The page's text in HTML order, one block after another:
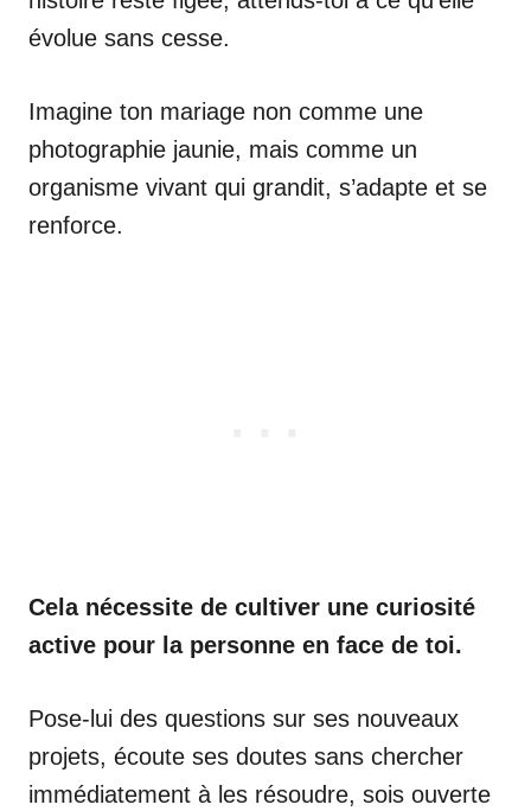
évolue sans cesse.
Imagine ton mariage non comme une
photographie jaunie, mais comme un
organisme vivant qui grandit, s’adapte et se
renforce.
Cela nécessite de cultiver une curiosité
active pour la personne en face de toi.
Pose-lui des questions sur ses nouveaux
projets, écoute ses doutes sans chercher
immédiatement à les résoudre, sois ouverte